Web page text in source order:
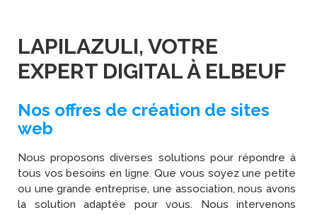
LAPILAZULI, VOTRE
EXPERT DIGITAL À ELBEUF
Nos offres de création de sites
web
Nous proposons diverses solutions pour répondre à
tous vos besoins en ligne. Que vous soyez une petite
ou une grande entreprise, une association, nous avons
la solution adaptée pour vous. Nous intervenons